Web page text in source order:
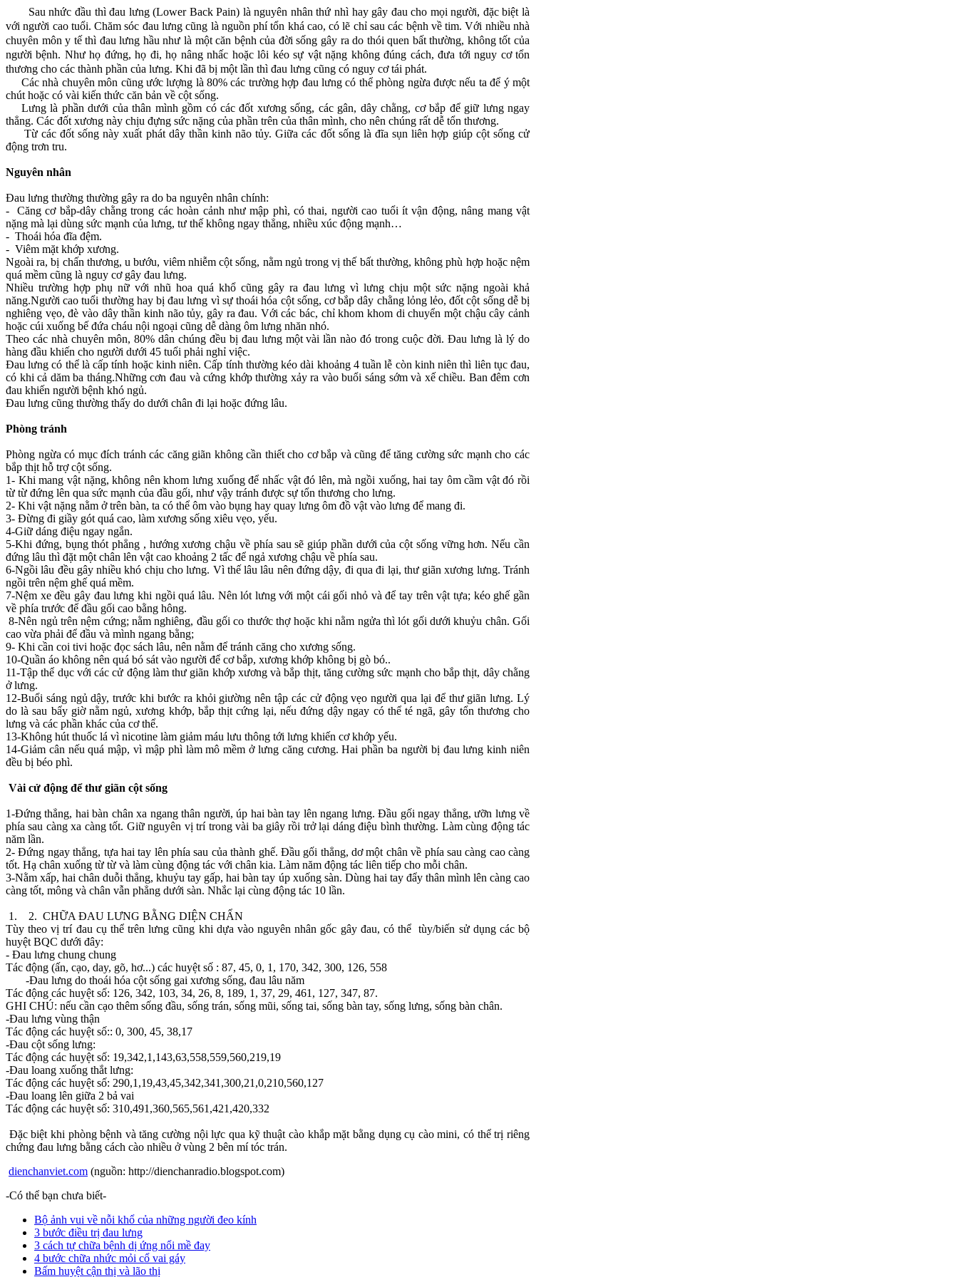
Sau nhức đầu thì đau lưng (Lower Back Pain) là nguyên nhân thứ nhì hay gây đau cho mọi người, đặc biệt là
với người cao tuổi. Chăm sóc đau lưng cũng là nguồn phí tổn khá cao, có lẽ chỉ sau các bệnh về tim.Với nhiều nhà
chuyên môn y tế thì đau lưng hầu như là một căn bệnh của đời sống gây ra do thói quen bất thường, không tốt của
người bệnh. Như họ đứng, họ đi, họ nâng nhấc hoặc lôi kéo sự vật nặng không đúng cách, đưa tới nguy cơ tổn
thương cho các thành phần của lưng. Khi đã bị một lần thì đau lưng cũng có nguy cơ tái phát.
Các nhà chuyên môn cũng ước lượng là 80% các trường hợp đau lưng có thể phòng ngừa được nếu ta để ý một
chút hoặc có vài kiến thức căn bản về cột sống.
Lưng là phần dưới của thân mình gồm có các đốt xương sống, các gân, dây chằng, cơ bắp để giữ lưng ngay
thẳng. Các đốt xương này chịu đựng sức nặng của phần trên của thân mình, cho nên chúng rất dễ tổn thương.
Từ các đốt sống này xuất phát dây thần kinh não tủy. Giữa các đốt sống là đĩa sụn liên hợp giúp cột sống cử
động trơn tru.
Nguyên nhân
Đau lưng thường thường gây ra do ba nguyên nhân chính:
- Căng cơ bắp-dây chằng trong các hoàn cảnh như mập phì, có thai, người cao tuổi ít vận động, nâng mang vật
nặng mà lại dùng sức mạnh của lưng, tư thế không ngay thẳng, nhiều xúc động mạnh…
- Thoái hóa đĩa đệm.
- Viêm mặt khớp xương.
Ngoài ra, bị chấn thương, u bướu, viêm nhiễm cột sống, nằm ngủ trong vị thế bất thường, không phù hợp hoặc nệm
quá mềm cũng là nguy cơ gây đau lưng.
Nhiều trường hợp phụ nữ với nhũ hoa quá khổ cũng gây ra đau lưng vì lưng chịu một sức nặng ngoài khả
năng.Người cao tuổi thường hay bị đau lưng vì sự thoái hóa cột sống, cơ bắp dây chằng lỏng lẻo, đốt cột sống dễ bị
nghiêng vẹo, đè vào dây thần kinh não tủy, gây ra đau. Với các bác, chỉ khom khom di chuyển một chậu cây cảnh
hoặc cúi xuống bế đứa cháu nội ngoại cũng dễ dàng ôm lưng nhăn nhó.
Theo các nhà chuyên môn, 80% dân chúng đều bị đau lưng một vài lần nào đó trong cuộc đời. Đau lưng là lý do
hàng đầu khiến cho người dưới 45 tuổi phải nghỉ việc.
Đau lưng có thể là cấp tính hoặc kinh niên. Cấp tính thường kéo dài khoảng 4 tuần lễ còn kinh niên thì liên tục đau,
có khi cả dăm ba tháng.Những cơn đau và cứng khớp thường xảy ra vào buổi sáng sớm và xế chiều. Ban đêm cơn
đau khiến người bệnh khó ngủ.
Đau lưng cũng thường thấy do dưới chân đi lại hoặc đứng lâu.
Phòng tránh
Phòng ngừa có mục đích tránh các căng giãn không cần thiết cho cơ bắp và cũng để tăng cường sức mạnh cho các
bắp thịt hỗ trợ cột sống.
1- Khi mang vật nặng, không nên khom lưng xuống để nhấc vật đó lên, mà ngồi xuống, hai tay ôm cầm vật đó rồi
từ từ đứng lên qua sức mạnh của đầu gối, như vậy tránh được sự tổn thương cho lưng.
2- Khi vật nặng nằm ở trên bàn, ta có thể ôm vào bụng hay quay lưng ôm đồ vật vào lưng để mang đi.
3- Đừng đi giầy gót quá cao, làm xương sống xiêu vẹo, yếu.
4-Giữ dáng điệu ngay ngắn.
5-Khi đứng, bụng thót phẳng , hướng xương chậu về phía sau sẽ giúp phần dưới của cột sống vững hơn. Nếu cần
đứng lâu thì đặt một chân lên vật cao khoảng 2 tấc để ngả xương chậu về phía sau.
6-Ngồi lâu đều gây nhiều khó chịu cho lưng. Vì thế lâu lâu nên đứng dậy, đi qua đi lại, thư giãn xương lưng. Tránh
ngồi trên nệm ghế quá mềm.
7-Nệm xe đều gây đau lưng khi ngồi quá lâu. Nên lót lưng với một cái gối nhỏ và để tay trên vật tựa; kéo ghế gần
về phía trước để đầu gối cao bằng hông.
8-Nên ngủ trên nệm cứng; nằm nghiêng, đầu gối co thước thợ hoặc khi nằm ngửa thì lót gối dưới khuỷu chân. Gối
cao vừa phải để đầu và mình ngang bằng;
9- Khi cần coi tivi hoặc đọc sách lâu, nên nằm để tránh căng cho xương sống.
10-Quần áo không nên quá bó sát vào người để cơ bắp, xương khớp không bị gò bó..
11-Tập thể dục với các cử động làm thư giãn khớp xương và bắp thịt, tăng cường sức mạnh cho bắp thịt, dây chằng
ở lưng.
12-Buổi sáng ngủ dậy, trước khi bước ra khỏi giường nên tập các cử động vẹo người qua lại để thư giãn lưng. Lý
do là sau bẩy giờ nằm ngủ, xương khớp, bắp thịt cứng lại, nếu đứng dậy ngay có thể té ngã, gây tổn thương cho
lưng và các phần khác của cơ thể.
13-Không hút thuốc lá vì nicotine làm giảm máu lưu thông tới lưng khiến cơ khớp yếu.
14-Giảm cân nếu quá mập, vì mập phì làm mô mềm ở lưng căng cương. Hai phần ba người bị đau lưng kinh niên
đều bị béo phì.
Vài cử động để thư giãn cột sống
1-Ðứng thẳng, hai bàn chân xa ngang thân người, úp hai bàn tay lên ngang lưng. Ðầu gối ngay thẳng, ưỡn lưng về
phía sau càng xa càng tốt. Giữ nguyên vị trí trong vài ba giây rồi trở lại dáng điệu bình thường. Làm cùng động tác
năm lần.
2- Ðứng ngay thẳng, tựa hai tay lên phía sau của thành ghế. Ðầu gối thẳng, dơ một chân về phía sau càng cao càng
tốt. Hạ chân xuống từ từ và làm cùng động tác với chân kia. Làm năm động tác liên tiếp cho mỗi chân.
3-Nằm xấp, hai chân duỗi thẳng, khuỷu tay gấp, hai bàn tay úp xuống sàn. Dùng hai tay đẩy thân mình lên càng cao
càng tốt, mông và chân vẫn phẳng dưới sàn. Nhắc lại cùng động tác 10 lần.
1. 2. CHỮA ĐAU LƯNG BẰNG DIỆN CHẨN
Tùy theo vị trí đau cụ thể trên lưng cũng khi dựa vào nguyên nhân gốc gây đau, có thể tùy/biến sử dụng các bộ
huyệt BQC dưới đây:
- Đau lưng chung chung
Tác động (ấn, cạo, day, gõ, hơ...) các huyệt số : 87, 45, 0, 1, 170, 342, 300, 126, 558
-Đau lưng do thoái hóa cột sống gai xương sống, đau lâu năm
Tác động các huyệt số: 126, 342, 103, 34, 26, 8, 189, 1, 37, 29, 461, 127, 347, 87.
GHI CHÚ: nếu cần cạo thêm sống đầu, sống trán, sống mũi, sống tai, sống bàn tay, sống lưng, sống bàn chân.
-Đau lưng vùng thận
Tác động các huyệt số:: 0, 300, 45, 38,17
-Đau cột sống lưng:
Tác động các huyệt số: 19,342,1,143,63,558,559,560,219,19
-Đau loang xuống thắt lưng:
Tác động các huyệt số: 290,1,19,43,45,342,341,300,21,0,210,560,127
-Đau loang lên giữa 2 bả vai
Tác động các huyệt số: 310,491,360,565,561,421,420,332
Đặc biệt khi phòng bệnh và tăng cường nội lực qua kỹ thuật cào khắp mặt bằng dụng cụ cào mini, có thể trị riêng
chứng đau lưng bằng cách cào nhiều ở vùng 2 bên mí tóc trán.
dienchanviet.com (nguồn: http://dienchanradio.blogspot.com)
-Có thể bạn chưa biết-
Bộ ảnh vui về nỗi khổ của những người đeo kính
3 bước điều trị đau lưng
3 cách tự chữa bệnh dị ứng nổi mề đay
4 bước chữa nhức mỏi cổ vai gáy
Bấm huyệt cận thị và lão thị